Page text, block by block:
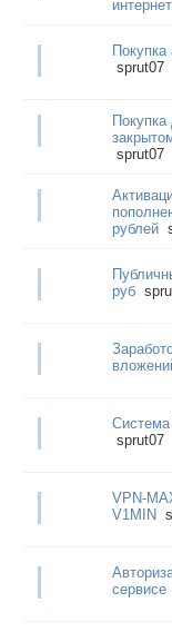
Покупка
sprut07
Покупка
sprut07
рублей
руб
sprut07
VPN-
V1MIN
сервисе